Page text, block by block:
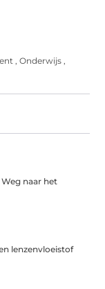
,Onderwijs ,
naar het
lenzenvloeistof